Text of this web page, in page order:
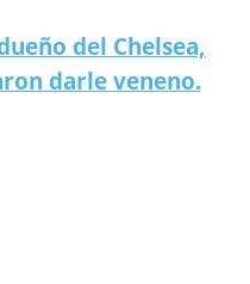
del Chelsea,
darle veneno.